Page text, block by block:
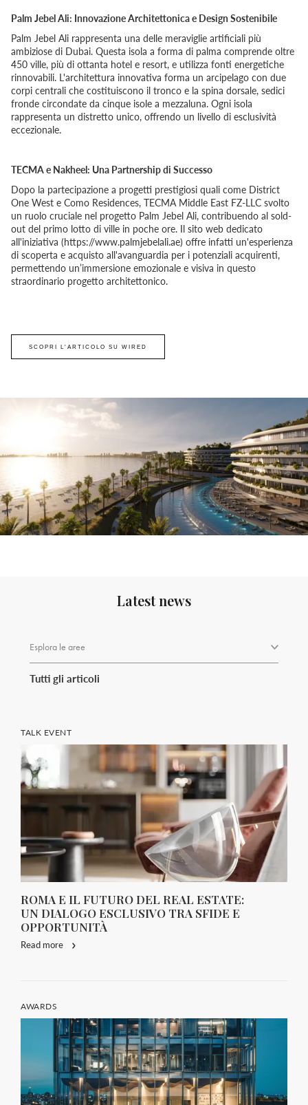
Palm Jebel Ali: Innovazione Architettonica e Design Sostenibile
Palm Jebel Ali rappresenta una delle meraviglie artificiali più
ambiziose di Dubai. Questa isola a forma di palma comprende oltre
450 ville, più di ottanta hotel e resort, e utilizza fonti energetiche
rinnovabili. L'architettura innovativa forma un arcipelago con due
corpi centrali che costituiscono il tronco e la spina dorsale, sedici
fronde circondate da cinque isole a mezzaluna. Ogni isola
rappresenta un distretto unico, offrendo un livello di esclusività
eccezionale.
TECMA e Nakheel: Una Partnership di Successo
Dopo la partecipazione a progetti prestigiosi quali come District
One West e Como Residences, TECMA Middle East FZ-LLC svolto
un ruolo cruciale nel progetto Palm Jebel Ali, contribuendo al sold-
out del primo lotto di ville in poche ore. Il sito web dedicato
all'iniziativa (https://www.palmjebelali.ae) offre infatti un'esperienza
di scoperta e acquisto all'avanguardia per i potenziali acquirenti,
permettendo un’immersione emozionale e visiva in questo
straordinario progetto architettonico.
SCOPRI L'ARTICOLO SU WIRED
Latest news
Esplora le aree
Tutti gli articoli
TALK EVENT
ROMA E IL FUTURO DEL REAL ESTATE:
UN DIALOGO ESCLUSIVO TRA SFIDE E
OPPORTUNITÀ
Read more
AWARDS